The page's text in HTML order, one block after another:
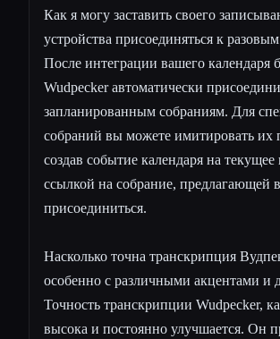
Как я могу заставить своего
устройства присоединяться к
После интеграции вашего календаря
Wudpecker автоматически
запланированным собраниям. Для
собраний вы можете имитировать их
создав событие календаря на текущее
ссылкой на собрание, предлагающей
присоединиться.
Насколько точна транскрипция
особенно с различными акцентами и
Точность транскрипции Wudpecker,
высока и постоянно улучшается. Он